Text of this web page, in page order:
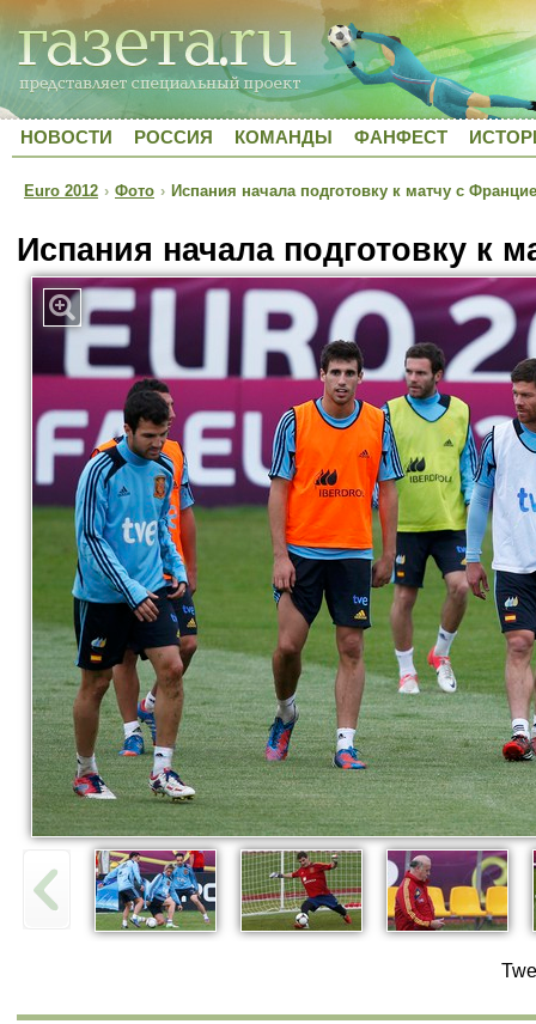
НОВОСТИ РОССИЯ КОМАНДЫ ФАНФЕСТ
Euro 2012 › Фото › Испания начала подготовку к матчу с
Испания начала подготовку к